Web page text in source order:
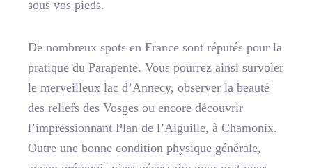
sous vos pieds.
De nombreux spots en France sont réputés pour la
pratique du Parapente. Vous pourrez ainsi survoler
le merveilleux lac d’Annecy, observer la beauté
des reliefs des Vosges ou encore découvrir
l’impressionnant Plan de l’Aiguille, à Chamonix.
Outre une bonne condition physique générale,